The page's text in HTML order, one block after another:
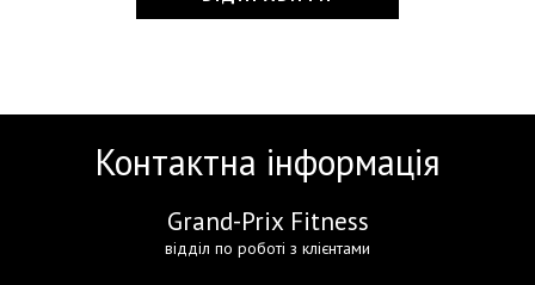
Контактна інформація
Grand-Prix Fitness
відділ по роботі з клієнтами